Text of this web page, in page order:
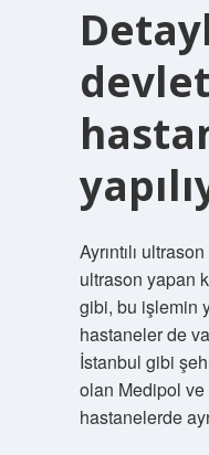
devlet
Ayrıntılı
ultrason yapan
gibi, bu işlemin
hastaneler de
İstanbul gibi
olan Medipol
hastanelerde